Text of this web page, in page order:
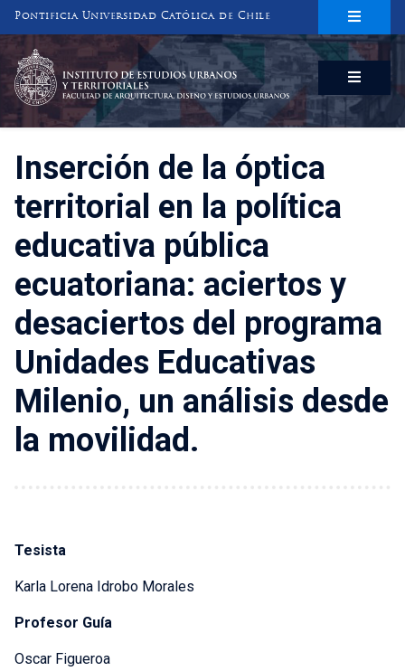
Pontificia Universidad Católica de Chile
INSTITUTO DE ESTUDIOS URBANOS
Y TERRITORIALES
FACULTAD DE ARQUITECTURA, DISEÑO Y ESTUDIOS URBANOS
Inserción de la óptica
territorial en la política
educativa pública
ecuatoriana: aciertos y
desaciertos del programa
Unidades Educativas
Milenio, un análisis desde
la movilidad.
Tesista
Karla Lorena Idrobo Morales
Profesor Guía
Oscar Figueroa